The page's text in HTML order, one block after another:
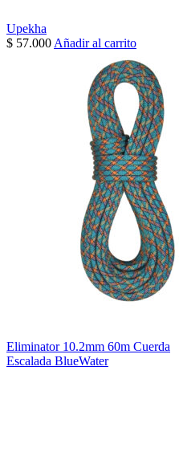
Upekha
$ 57.000 Añadir al carrito
Eliminator 10.2mm 60m Cuerda
Escalada BlueWater